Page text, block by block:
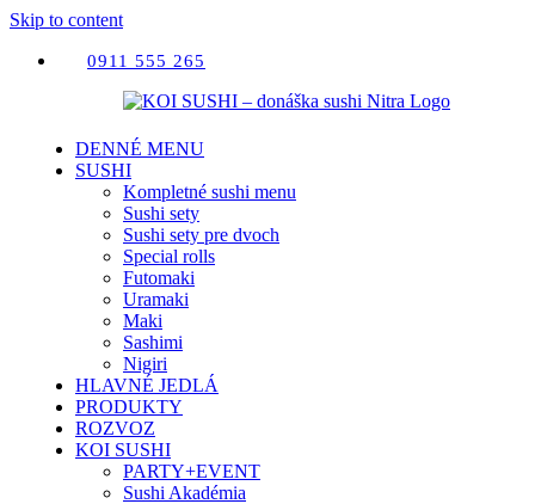
Skip to content
0911 555 265
DENNÉ MENU
SUSHI
Kompletné sushi menu
Sushi sety
Sushi sety pre dvoch
Special rolls
Futomaki
Uramaki
Maki
Sashimi
Nigiri
HLAVNÉ JEDLÁ
PRODUKTY
ROZVOZ
KOI SUSHI
PARTY+EVENT
Sushi Akadémia